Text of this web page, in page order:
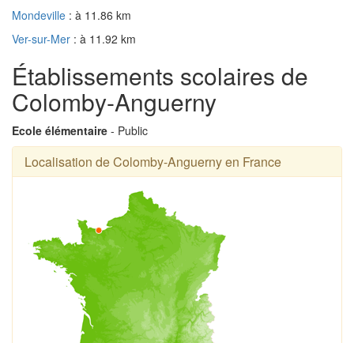
Mondeville : à 11.86 km
Ver-sur-Mer : à 11.92 km
Établissements scolaires de
Colomby-Anguerny
Ecole élémentaire - Public
Localisation de Colomby-Anguerny en France